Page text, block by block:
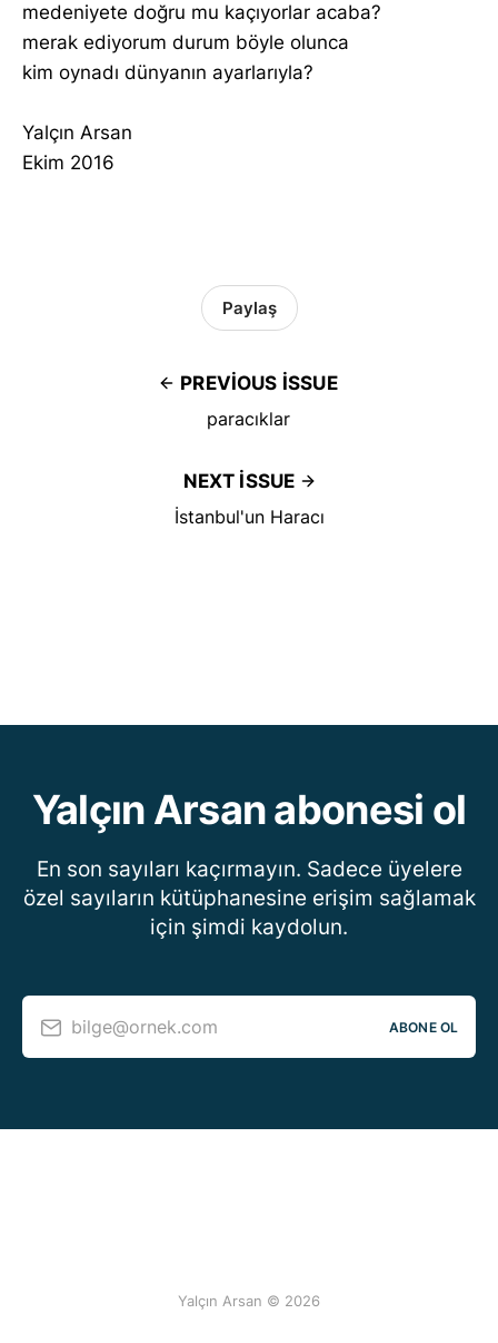
medeniyete doğru mu kaçıyorlar acaba?
merak ediyorum durum böyle olunca
kim oynadı dünyanın ayarlarıyla?
Yalçın Arsan
Ekim 2016
PREVIOUS ISSUE
paracıklar
Paylaş
NEXT ISSUE
İstanbul'un Haracı
Yalçın Arsan abonesi ol
En son sayıları kaçırmayın. Sadece üyelere
özel sayıların kütüphanesine erişim sağlamak
için şimdi kaydolun.
bilge@ornek.com ABONE OL
Yalçın Arsan © 2026